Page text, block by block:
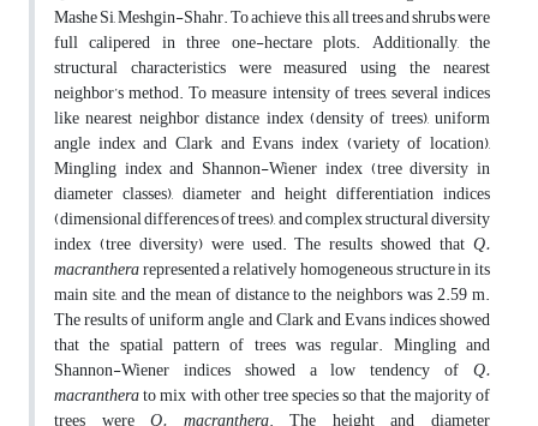
Mashe Si, Meshgin-Shahr. To achieve this, all trees and shrubs were
full calipered in three one-hectare plots. Additionally, the
structural characteristics were measured using the nearest
neighbor’s method. To measure intensity of trees, several indices
like nearest neighbor distance index (density of trees), uniform
angle index and Clark and Evans index (variety of location),
Mingling index and Shannon-Wiener index (tree diversity in
diameter classes), diameter and height differentiation indices
(dimensional differences of trees), and complex structural diversity
index (tree diversity) were used. The results showed that Q.
macrantherarepresented a relatively homogeneous structure in its
main site, and the mean of distance to the neighbors was 2.59 m.
The results of uniform angle and Clark and Evans indices showed
that the spatial pattern of trees was regular. Mingling and
Shannon-Wiener indices showed a low tendency of Q.
macrantherato mix with other tree species so that the majority of